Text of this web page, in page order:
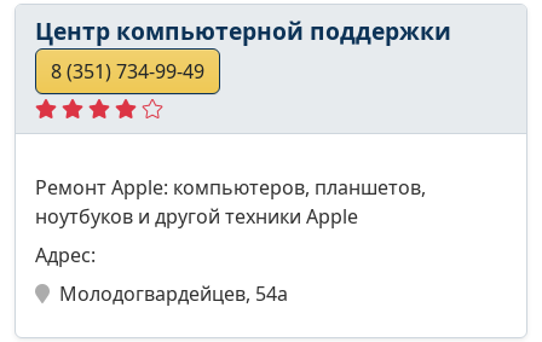
Центр компьютерной поддержки
8 (351) 734-99-49
Ремонт Apple: компьютеров, планшетов,
ноутбуков и другой техники Apple
Адрес:
Молодогвардейцев, 54а